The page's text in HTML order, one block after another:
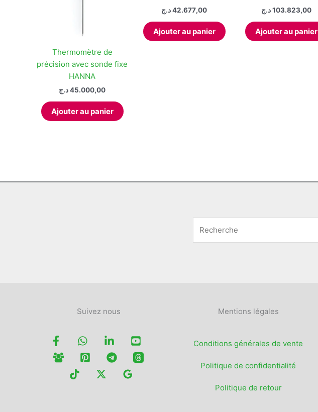
Thermomètre de
précision avec sonde fixe
HANNA
45.000,00د.ج
Ajouter au panier
42.677,00 د.ج
Ajouter au panier
103.823,00 د.ج
Ajouter au panier
Suivez nous Mentions légales
Conditions générales de vente
Politique de confidentialité
Politique de retour